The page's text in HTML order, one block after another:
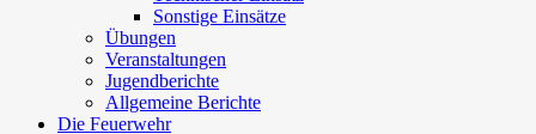
Sonstige Einsätze
Übungen
Veranstaltungen
Jugendberichte
Allgemeine Berichte
Die Feuerwehr